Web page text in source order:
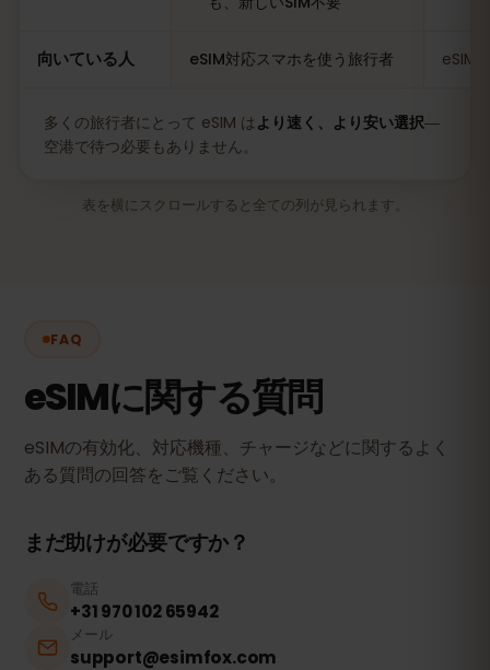
向いている人 eSIM対応スマホを使う旅行者 eSIM
多くの旅行者にとって eSIM は より速く、より安い選択―
空港で待つ必要もありません。
表を横にスクロールすると全ての列が見られます。
FAQ
eSIMに関する質問
eSIMの有効化、対応機種、チャージなどに関するよく
ある質問の回答をご覧ください。
まだ助けが必要ですか？
電話
+31 970 102 65942
メール
support@esimfox.com